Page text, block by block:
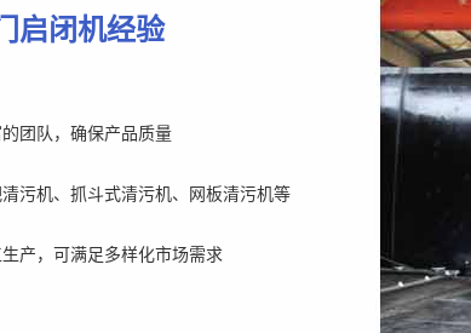
启闭机经验
团队，确保产品质量
污机、抓斗式清污机、网板清污机等
产，可满足多样化市场需求